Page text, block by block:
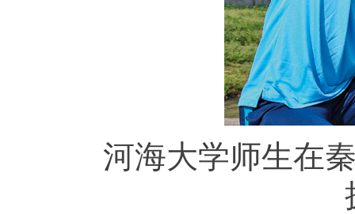
河海大学师生在